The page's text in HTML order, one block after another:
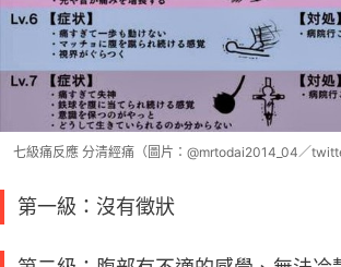
七級痛反應 分清經痛（圖片：@mrtodai2014_04／
第一級：沒有徵狀